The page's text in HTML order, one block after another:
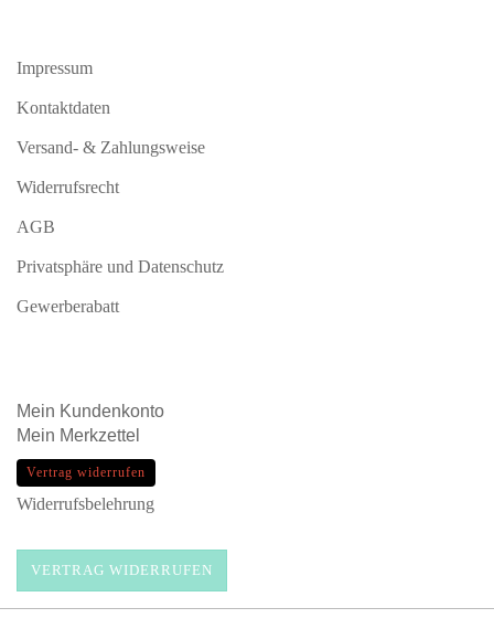
Impressum
Kontaktdaten
Versand- & Zahlungsweise
Widerrufsrecht
AGB
Privatsphäre und Datenschutz
Gewerberabatt
Mein Kundenkonto
Mein Merkzettel
Vertrag widerrufen
Widerrufsbelehrung
VERTRAG WIDERRUFEN